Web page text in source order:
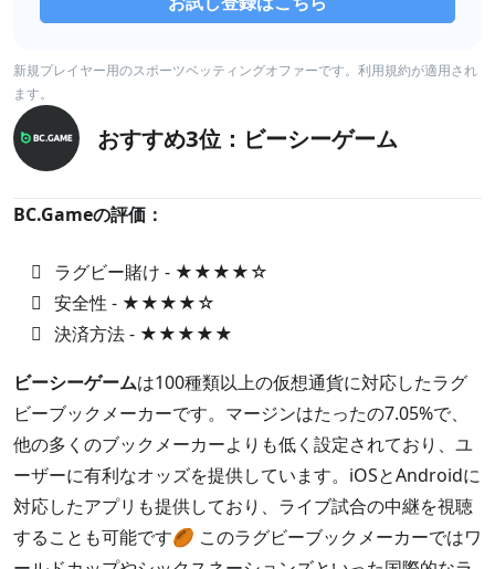
新規プレイヤー用のスポーツベッティングオファーです。利用規約が適用され
ます。
おすすめ3位：ビーシーゲーム
BC.Gameの評価：
ラグビー賭け - ★★★★☆
安全性 - ★★★★☆
決済方法 - ★★★★★
ビーシーゲームは100種類以上の仮想通貨に対応したラグ
ビーブックメーカーです。マージンはたったの7.05%で、
他の多くのブックメーカーよりも低く設定されており、ユ
ーザーに有利なオッズを提供しています。iOSとAndroidに
対応したアプリも提供しており、ライブ試合の中継を視聴
することも可能です🏉 このラグビーブックメーカーではワ